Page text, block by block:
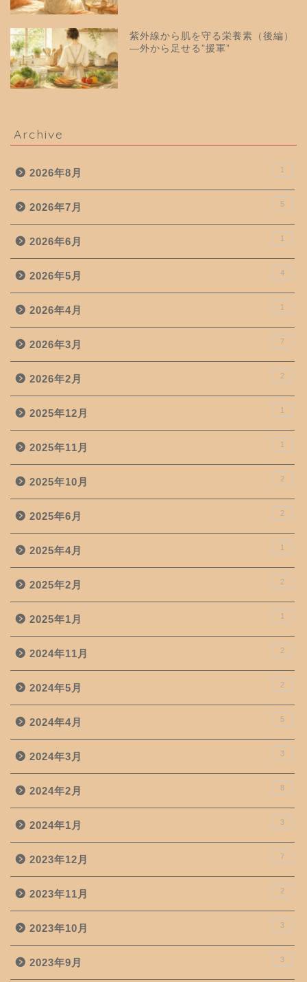
紫外線から肌を守る栄養素（後編）
—外から足せる”援軍”
Archive
2026年8月 1
2026年7月 5
2026年6月 1
2026年5月 4
2026年4月 1
2026年3月 7
2026年2月 2
2025年12月 1
2025年11月 1
2025年10月 2
2025年6月 2
2025年4月 1
2025年2月 2
2025年1月 1
2024年11月 2
2024年5月 2
2024年4月 5
2024年3月 3
2024年2月 8
2024年1月 3
2023年12月 7
2023年11月 2
2023年10月 3
2023年9月 3